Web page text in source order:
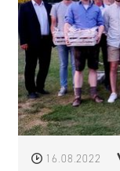
16.08.2022